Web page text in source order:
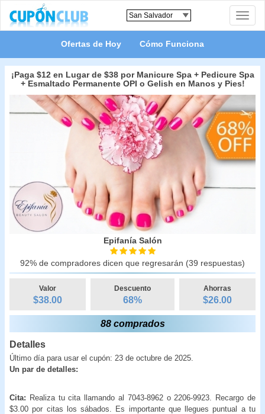
Toggle
Ofertas de Hoy Cómo Funciona
¡Paga $12 en Lugar de $38 por Manicure Spa + Pedicure Spa
+ Esmaltado Permanente OPI o Gelish en Manos y Pies!
Epifanía Salón
92% de compradores dicen que regresarán (39 respuestas)
Valor
$38.00
Descuento
68%
Ahorras
$26.00
88 comprados
Detalles
Último día para usar el cupón: 23 de octubre de 2025.
Un par de detalles:
Cita: Realiza tu cita llamando al 7043-8962 o 2206-9923. Recargo de
$3.00 por citas los sábados. Es importante que llegues puntual a tu